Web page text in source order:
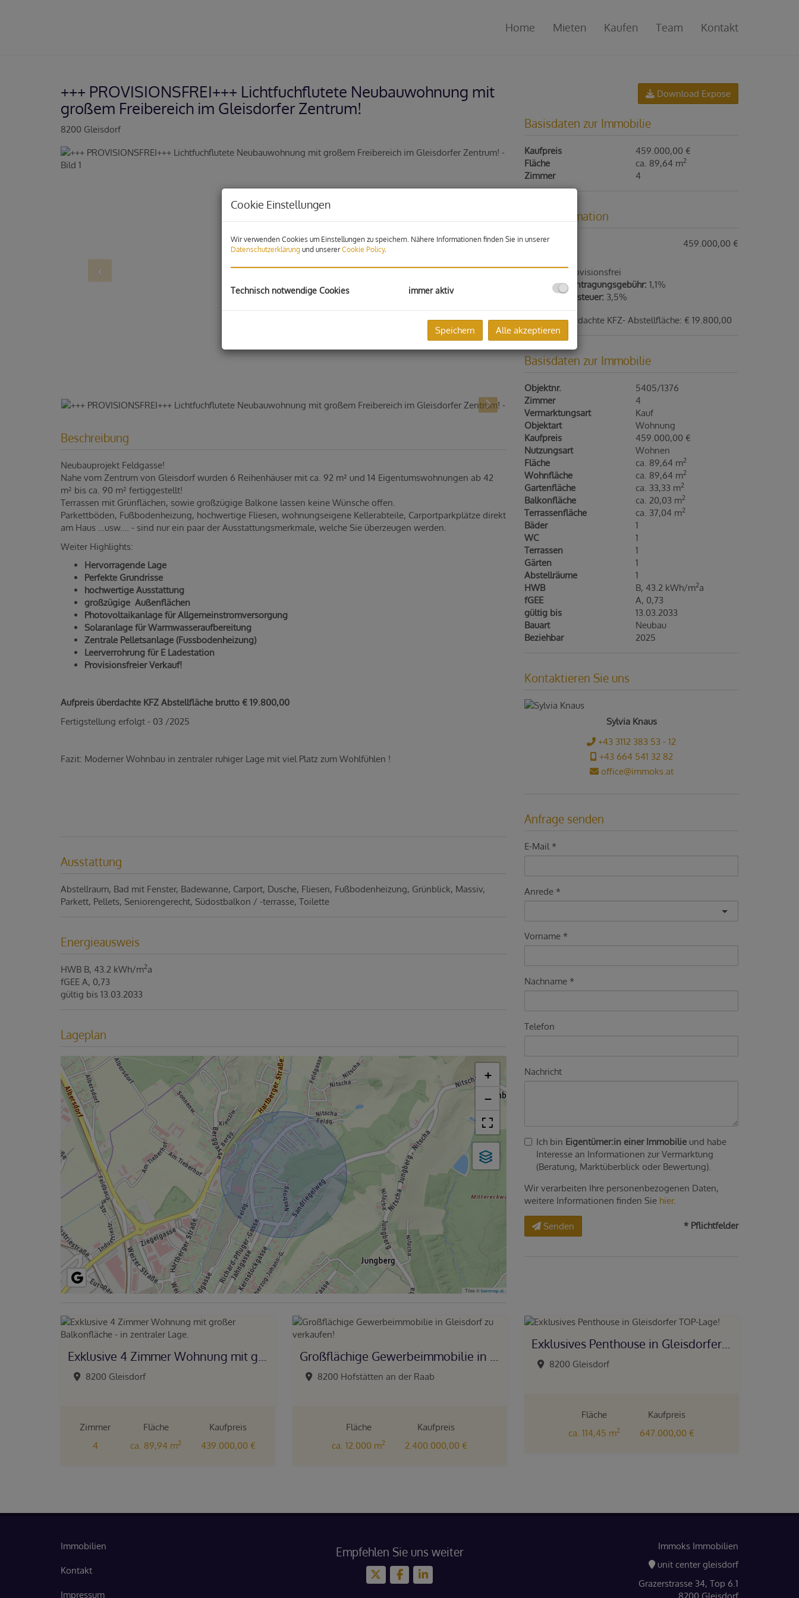
Home Mieten Kaufen Team Kontakt
+++ PROVISIONSFREI+++ Lichtfuchflutete Neubauwohnung mit
großem Freibereich im Gleisdorfer Zentrum!
8200 Gleisdorf
Beschreibung
Neubauprojekt Feldgasse!
Nahe vom Zentrum von Gleisdorf wurden 6 Reihenhäuser mit ca. 92 m² und 14 Eigentumswohnungen ab 42
m² bis ca. 90 m² fertiggestellt!
Terrassen mit Grünflächen, sowie großzügige Balkone lassen keine Wünsche offen.
Parkettböden, Fußbodenheizung, hochwertige Fliesen, wohnungseigene Kellerabteile, Carportparkplätze direkt
am Haus …usw.… - sind nur ein paar der Ausstattungsmerkmale, welche Sie überzeugen werden.
Weiter Highlights:
Hervorragende Lage
Perfekte Grundrisse
hochwertige Ausstattung
großzügige Außenflächen
Photovoltaikanlage für Allgemeinstromversorgung
Solaranlage für Warmwasseraufbereitung
Zentrale Pelletsanlage (Fussbodenheizung)
Leerverrohrung für E Ladestation
Provisionsfreier Verkauf!
Aufpreis überdachte KFZ Abstellfläche brutto € 19.800,00
Fertigstellung erfolgt - 03 /2025
Fazit: Moderner Wohnbau in zentraler ruhiger Lage mit viel Platz zum Wohlfühlen !
Ausstattung
Abstellraum Bad mit Fenster Badewanne Carport Dusche Fliesen Fußbodenheizung Grünblick Massiv
Parkett Pellets Seniorengerecht Südostbalkon / -terrasse Toilette
Energieausweis
HWB B, 43.2 kWh/m2a
fGEE A, 0,73
gültig bis 13.03.2033
Lageplan
+
−
Tiles ©basemap.at
Download Expose
Basisdaten zur Immobilie
Kaufpreis
459.000,00 €
Fläche
ca. 89,64 m2
Zimmer 4
Preisinformation
Kaufpreis: 459.000,00 €
Provision: Provisionsfrei
Grundbucheintragungsgebühr: 1,1%
Grunderwerbsteuer: 3,5%
Aufpreis überdachte KFZ- Abstellfläche: € 19.800,00
Basisdaten zur Immobilie
Objektnr.
5405/1376
Zimmer
4
Vermarktungsart
Kauf
Objektart
Wohnung
Kaufpreis
459.000,00 €
Nutzungsart
Wohnen
Fläche
ca. 89,64 m2
Wohnfläche ca. 89,64 m2
Gartenfläche ca. 33,33 m2
Balkonfläche ca. 20,03 m2
Terrassenfläche ca. 37,04 m2
Bäder
1
WC
1
Terrassen
1
Gärten
1
Abstellräume
1
HWB
B, 43.2 kWh/m2a
fGEE
A, 0,73
gültig bis
13.03.2033
Bauart
Neubau
Beziehbar
2025
Kontaktieren Sie uns
Sylvia Knaus
+43 3112 383 53 - 12
+43 664 541 32 82
office@immoks.at
Anfrage senden
E-Mail
Anrede
Vorname
Nachname
Telefon
Nachricht
Ich bin Eigentümer:in einer Immobilie und habe
Interesse an Informationen zur Vermarktung
(Beratung, Marktüberblick oder Bewertung).
Wir verarbeiten Ihre personenbezogenen Daten,
weitere Informationen finden Sie hier.
Senden * Pflichtfelder
8200 Gleisdorf
Zimmer
4
Fläche
ca. 89,94 m2
Kaufpreis
439.000,00 €
8200 Hofstätten an der Raab
Fläche
ca. 12.000 m2
Kaufpreis
2.400.000,00 €
8200 Gleisdorf
Fläche
ca. 114,45 m2
Kaufpreis
647.000,00 €
Immobilien
Kontakt
Impressum
Empfehlen Sie uns weiter
Immoks Immobilien
unit center gleisdorf
Grazerstrasse 34, Top 6.1
8200 Gleisdorf
Cookie Einstellungen
Wir verwenden Cookies um Einstellungen zu speichern. Nähere Informationen finden Sie in unserer
Datenschutzerklärung und unsererCookie Policy.
Technisch notwendige Cookies immer aktiv
Speichern Alle akzeptieren